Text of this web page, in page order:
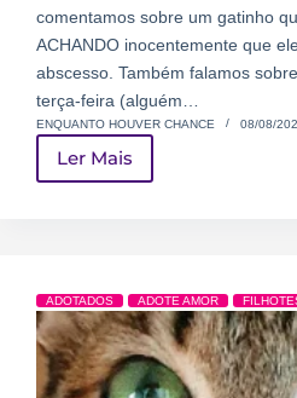
comentamos sobre um gatinho
ACHANDO inocentemente que
abscesso. Também falamos
terça-feira (alguém…
ENQUANTO HOUVER CHANCE 08/08/
Ler Mais
ADOTADOS ADOTE AMOR